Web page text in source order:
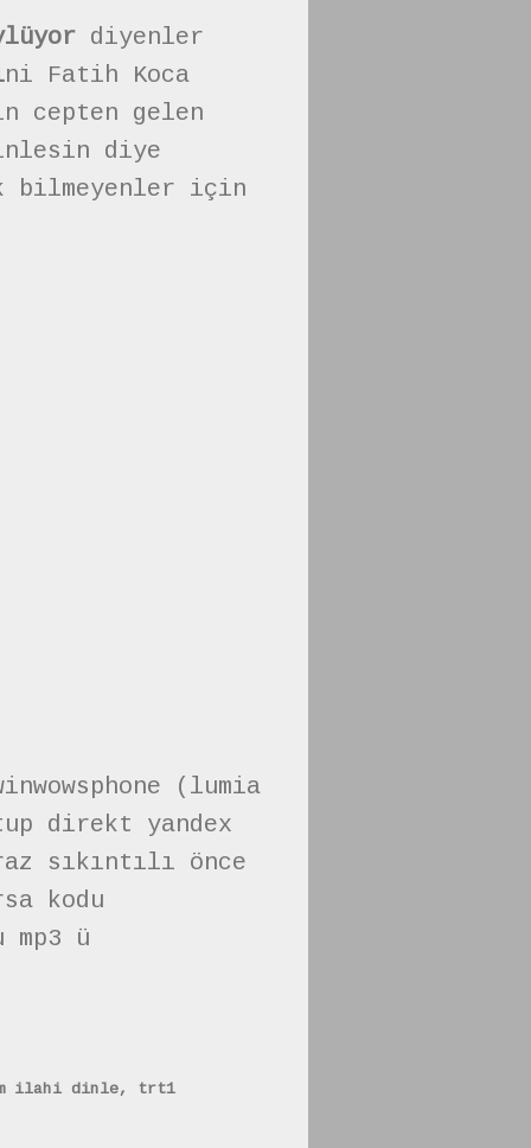
diyenler
ni Fatih Koca
cepten gelen
diye
bilmeyenler için
(lumia
direkt yandex
sıkıntılı önce
kodu
mp3 ü
ilahi dinle, trt1